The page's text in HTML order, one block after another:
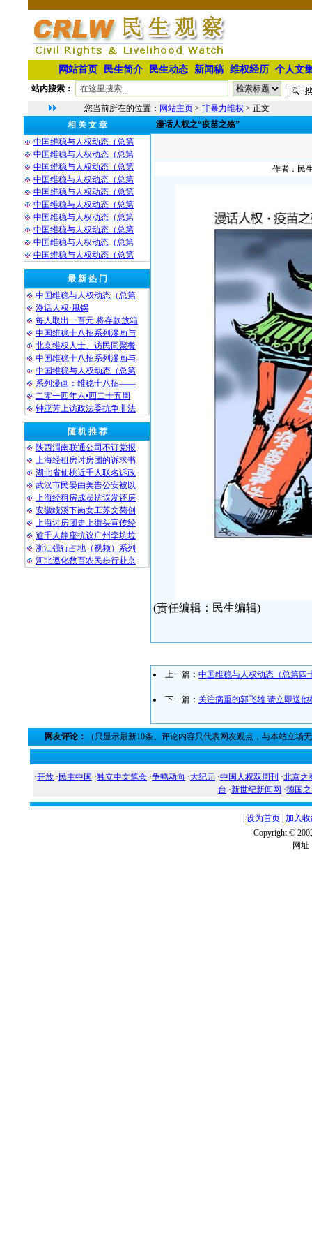
网站首页 民生简介 民生动态 新闻稿 维权经历 个人文
站内搜索：
您当前所在的位置： 网站主页 > 非暴力维权 > 正文
相 关 文 章
中国维稳与人权动态（总第
中国维稳与人权动态（总第
中国维稳与人权动态（总第
中国维稳与人权动态（总第
中国维稳与人权动态（总第
中国维稳与人权动态（总第
中国维稳与人权动态（总第
中国维稳与人权动态（总第
中国维稳与人权动态（总第
中国维稳与人权动态（总第
最 新 热 门
中国维稳与人权动态（总第
漫话人权·甩锅
每人取出一百元 将存款放箱
中国维稳十八招系列漫画与
北京维权人士、访民同聚餐
中国维稳十八招系列漫画与
中国维稳与人权动态（总第
系列漫画：维稳十八招——
二零一四年六•四二十五周
钟亚芳上访政法委抗争非法
随 机 推 荐
陕西渭南联通公司不订党报
上海经租房讨房团的诉求书
湖北省仙桃近千人联名诉政
武汉市民晏由美告公安被以
上海经租房成员抗议发还房
安徽绩溪下岗女工苏文菊创
上海讨房团走上街头宣传经
逾千人静座抗议广州李坑垃
浙江强行占地（视频）系列
河北遵化数百农民步行赴京
漫话人权之“疫苗之殇”
作者：民
(责任编辑：民生编辑)
上一篇： 中国维稳与人权动态（总第四
下一篇： 关注病重的郭飞雄 请立即送他
网友评论： （只显示最新10条。评论内容只代表网友观点，与本站立场
·开放 · 民主中国 ·独立中文笔会 ·争鸣动向 ·大纪元 ·中国人权双周刊 ·北京之
台 ·新世纪新闻网 ·德国
设为首页 加入
Copyright ©
网址